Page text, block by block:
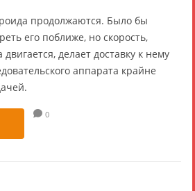
продолжаются. Было бы
его поближе, но скорость,
делает доставку к нему
аппарата крайне
0